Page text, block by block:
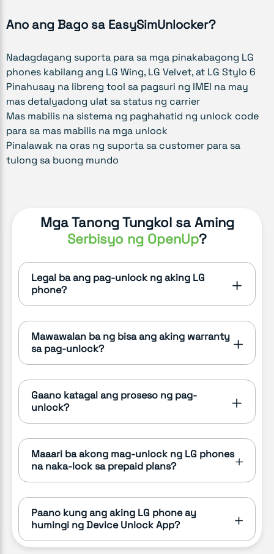
Ano ang Bago sa EasySimUnlocker?
Nadagdagang suporta para sa mga pinakabagong LG
phones kabilang ang LG Wing, LG Velvet, at LG Stylo 6
Pinahusay na libreng tool sa pagsuri ng IMEI na may
mas detalyadong ulat sa status ng carrier
Mas mabilis na sistema ng paghahatid ng unlock code
para sa mas mabilis na mga unlock
Pinalawak na oras ng suporta sa customer para sa
tulong sa buong mundo
Mga Tanong Tungkol sa Aming
Serbisyo ng OpenUp?
Legal ba ang pag-unlock ng aking LG
phone?
Mawawalan ba ng bisa ang aking warranty
sa pag-unlock?
Gaano katagal ang proseso ng pag-
unlock?
Maaari ba akong mag-unlock ng LG phones
na naka-lock sa prepaid plans?
Paano kung ang aking LG phone ay
humingi ng Device Unlock App?